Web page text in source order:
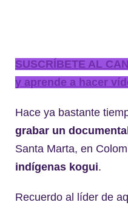
SUSCRÍBETE AL
y aprende a hacer
Hace ya bastante
grabar un
Santa Marta, en
indígenas kogui.
Recuerdo al líder de